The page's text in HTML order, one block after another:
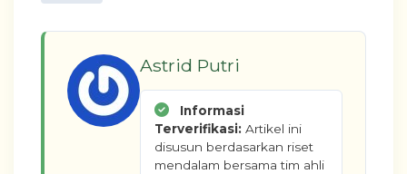
Astrid Putri
Informasi
Terverifikasi: Artikel ini
disusun berdasarkan riset
mendalam bersama tim ahli